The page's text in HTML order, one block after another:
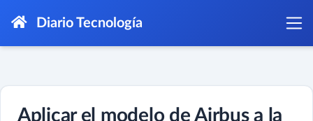
Diario Tecnología
Aplicar el modelo de Airbus a la